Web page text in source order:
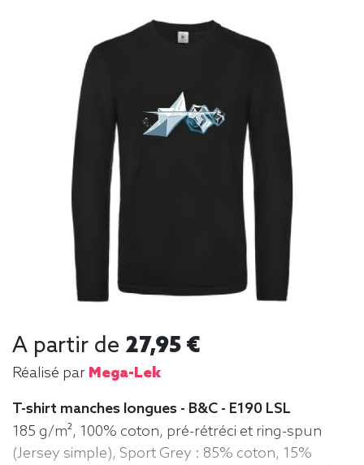
A partir de 27,95 €
Réalisé par Mega-Lek
T-shirt manches longues - B&C - E190 LSL
185 g/m², 100% coton, pré-rétréci et ring-spun
(Jersey simple), Sport Grey : 85% coton, 15%